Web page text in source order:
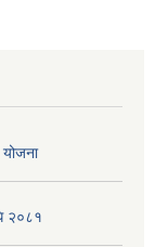
योजना
२०८१